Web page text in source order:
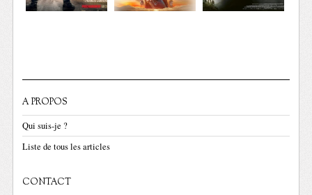
A PROPOS
Qui suis-je ?
Liste de tous les articles
CONTACT